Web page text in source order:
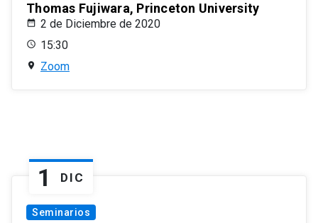
Thomas Fujiwara, Princeton University
2 de Diciembre de 2020
15:30
Zoom
1 DIC
Seminarios